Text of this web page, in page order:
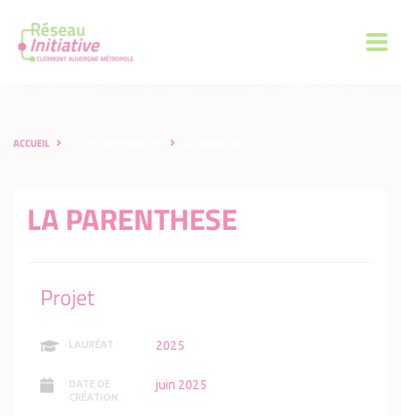
ACCUEIL
LA PARENTHESE
Projet
LAURÉAT : 2025
DATE DE
CRÉATION :
juin 2025